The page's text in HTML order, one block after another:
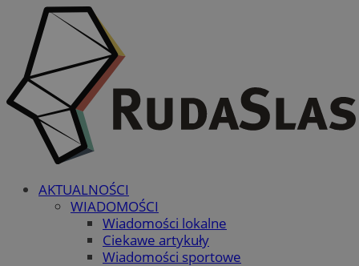
AKTUALNOŚCI
WIADOMOŚCI
Wiadomości lokalne
Ciekawe artykuły
Wiadomości sportowe